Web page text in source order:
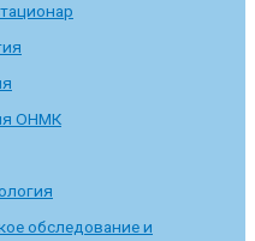
ОНМК
обследование и